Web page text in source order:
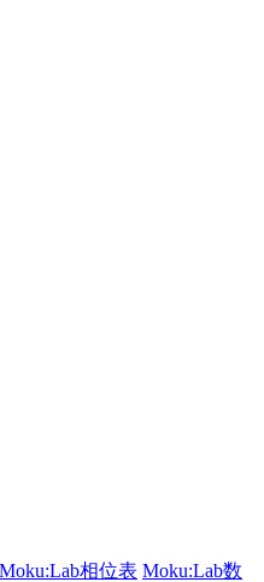
Moku:Lab相位表 Moku:Lab数